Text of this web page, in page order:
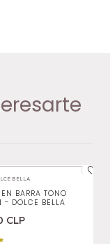
BELLA
EN BARRA TONO
- DOLCE BELLA
CLP